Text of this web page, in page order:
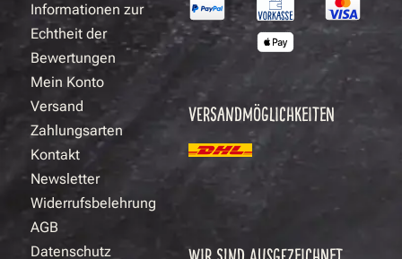
Informationen zur
Echtheit der
Bewertungen
Mein Konto
Versand
Zahlungsarten
Kontakt
Newsletter
Widerrufsbelehrung
AGB
Datenschutz
VERSANDMÖGLICHKEITEN